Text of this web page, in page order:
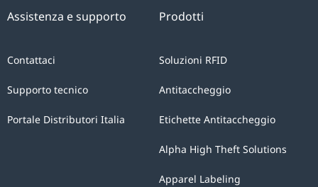
(UE)
Parlamento
Europeo
del
Prodotti
Soluzioni RFID
Antitaccheggio
Etichette Antitaccheggio
Alpha High Theft Solutions
Apparel Labeling
Assistenza e supporto
Contattaci
Supporto tecnico
Portale Distributori Italia